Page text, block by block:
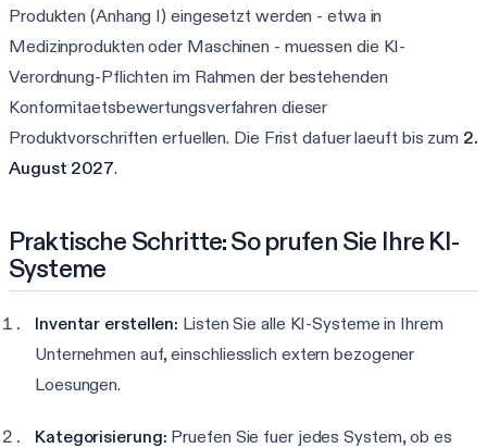
Produkten (Anhang I) eingesetzt werden - etwa in
Medizinprodukten oder Maschinen - muessen die KI-
Verordnung-Pflichten im Rahmen der bestehenden
Konformitaetsbewertungsverfahren dieser
Produktvorschriften erfuellen. Die Frist dafuer laeuft bis zum 2.
August 2027.
Praktische Schritte: So prufen Sie Ihre KI-
Systeme
Inventar erstellen: Listen Sie alle KI-Systeme in Ihrem
Unternehmen auf, einschliesslich extern bezogener
Loesungen.
Kategorisierung: Pruefen Sie fuer jedes System, ob es